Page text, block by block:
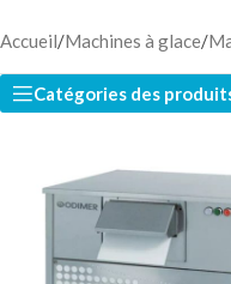
Accueil/Machines à glace/
Catégories des